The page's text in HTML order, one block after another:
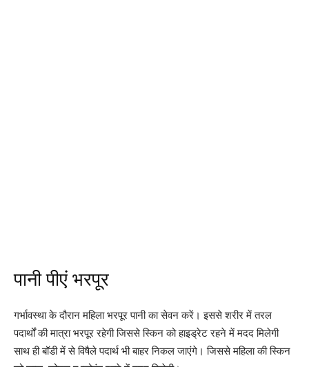
पानी पीएं भरपूर
गर्भावस्था के दौरान महिला भरपूर पानी का सेवन करें। इससे शरीर में तरल
पदार्थों की मात्रा भरपूर रहेगी जिससे स्किन को हाइड्रेट रहने में मदद मिलेगी
साथ ही बॉडी में से विषैले पदार्थ भी बाहर निकल जाएंगे। जिससे महिला की स्किन